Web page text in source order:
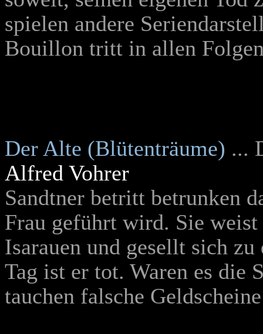
spielen andere
Bouillon tritt in allen
Der Alte (Blütenträume) ...
Alfred Vohrer
Sandtner betritt betrunken
Frau geführt wird. Sie
Isarauen und gesellt sich
Tag ist er tot. Waren es die
tauchen falsche